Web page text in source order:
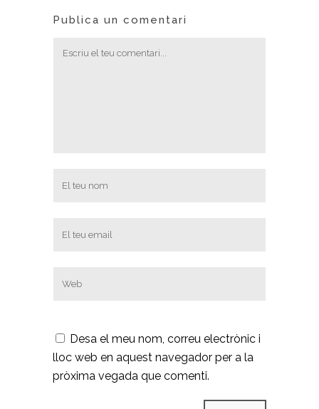
Publica un comentari
Desa el meu nom, correu electrònic i
lloc web en aquest navegador per a la
pròxima vegada que comenti.